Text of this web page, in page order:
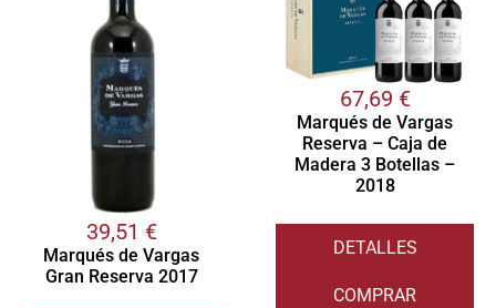
39,51 €
Marqués de Vargas
Gran Reserva 2017
67,69 €
Marqués de Vargas
Reserva – Caja de
Madera 3 Botellas –
2018
DETALLES
COMPRAR